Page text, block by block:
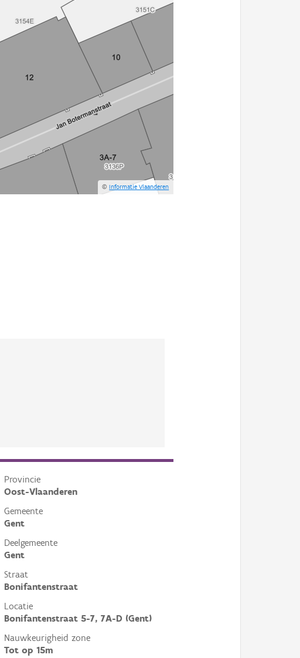
©Informatie Vlaanderen
Provincie
Oost-Vlaanderen
Gemeente
Gent
Deelgemeente
Gent
Straat
Bonifantenstraat
Locatie
Bonifantenstraat 5-7, 7A-D (Gent)
Nauwkeurigheid zone
Tot op 15m